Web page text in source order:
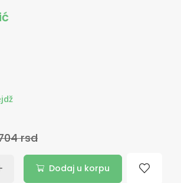
rsd
Dodaj u korpu